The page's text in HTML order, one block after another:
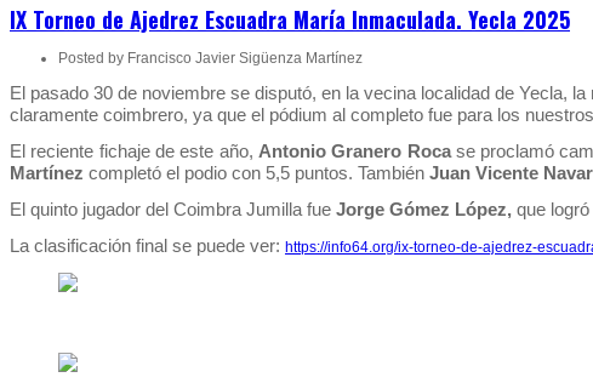
de
Escuadra
María
Inmaculada.
Yecla
2025
IX Torneo de Ajedrez Escuadra María Inmaculada. Yecla 2025
Posted by Francisco Javier Sigüenza Martínez
El pasado 30 de noviembre se disputó, en la vecina localidad de Yecla, la
claramente coimbrero, ya que el pódium al completo fue para los
El reciente fichaje de este año, Antonio Granero Rocase proclamó
Martínez completó el podio con 5,5 puntos. También Juan Vicente
El quinto jugador del Coimbra Jumilla fue Jorge Gómez López, que
La clasificación final se puede ver: https://info64.org/ix-torneo-de-ajedrez-